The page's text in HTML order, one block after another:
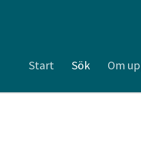
Start Sök Om